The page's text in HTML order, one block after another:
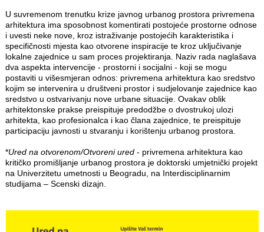
U suvremenom trenutku krize javnog urbanog prostora privremena
arhitektura ima sposobnost komentirati postojeće prostorne odnose
i uvesti neke nove, kroz istraživanje postojećih karakteristika i
specifičnosti mjesta kao otvorene inspiracije te kroz uključivanje
lokalne zajednice u sam proces projektiranja. Naziv rada naglašava
dva aspekta intervencije - prostorni i socijalni - koji se mogu
postaviti u višesmjeran odnos: privremena arhitektura kao sredstvo
kojim se intervenira u društveni prostor i sudjelovanje zajednice kao
sredstvo u ostvarivanju nove urbane situacije. Ovakav oblik
arhitektonske prakse preispituje predodžbe o dvostrukoj ulozi
arhitekta, kao profesionalca i kao člana zajednice, te preispituje
participaciju javnosti u stvaranju i korištenju urbanog prostora.
*Ured na otvorenom/Otvoreni ured- privremena arhitektura kao
kritičko promišljanje urbanog prostora je doktorski umjetnički projekt
na Univerzitetu umetnosti u Beogradu, na Interdisciplinarnim
studijama – Scenski dizajn.